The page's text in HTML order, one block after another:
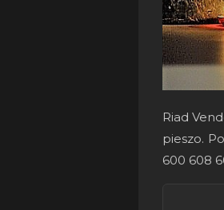
Riad
pieszo.
600 608